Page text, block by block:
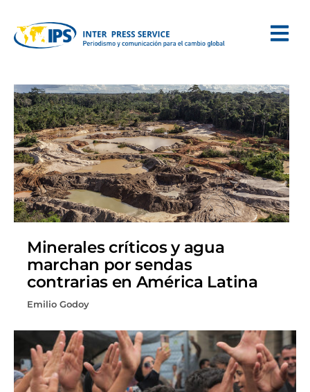
Minerales críticos y agua
marchan por sendas
contrarias en América Latina
Emilio Godoy